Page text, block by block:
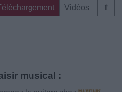
⇑
Vidéos
musical :